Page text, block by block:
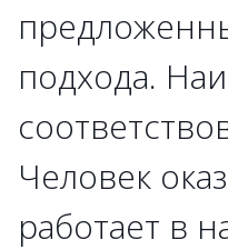
подхода.
Человек
работает в